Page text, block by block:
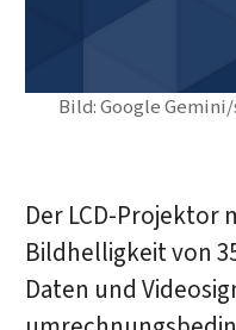
Bild: Google
Der LCD-Projektor
Bildhelligkeit von
Daten und